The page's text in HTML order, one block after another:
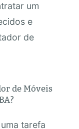
um
e
de
de Móveis
tarefa